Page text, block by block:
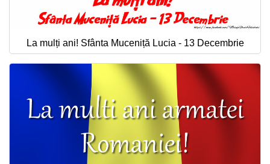
La mulți ani! Sfânta Muceniță Lucia - 13 Decembrie